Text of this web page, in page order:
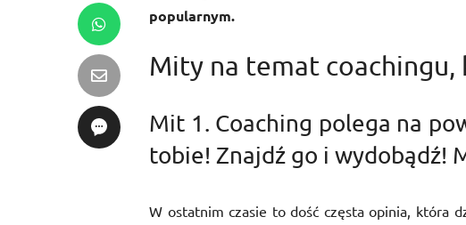
popularnym.
Mity na temat
Mit 1. Coaching polega na
tobie! Znajdź go i wydobądź!
W ostatnim czasie to dość częsta opinia, która